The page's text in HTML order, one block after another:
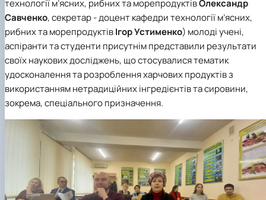
технології м’ясних, рибних та морепродуктівОлександр
Савченко, секретар - доцент кафедритехнології м’ясних,
рибних та морепродуктівІгор Устименко) молоді учені,
аспіранти та студенти присутнім представили результати
своїх наукових досліджень, що стосувалися тематик
удосконалення та розроблення харчових продуктів з
використанням нетрадиційних інгредієнтів та сировини,
зокрема, спеціального призначення.